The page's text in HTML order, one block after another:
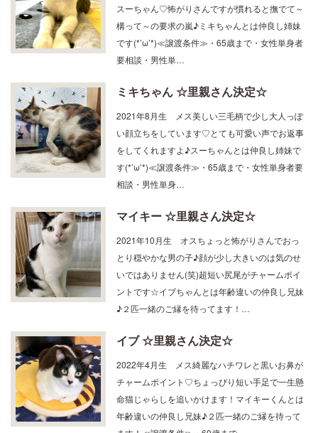
構って～の要求の嵐♪ミキちゃんとは仲良し姉妹
です(*’ω’*)≪譲渡条件≫・65歳まで・女性単身者
要相談・男性単…
2021年8月生 メス美しい三毛柄で少し大人っぽ
い顔立ちをしています♡とても可愛い声でお返事
をしてくれますよ♪スーちゃんとは仲良し姉妹で
す(*’ω’*)≪譲渡条件≫・65歳まで・女性単身者要
相談・男性単身…
2021年10月生 オスちょっと怖がりさんでおっ
とり穏やかな男の子♪顔が少し大きいのは気のせ
いではありません(笑)超短い尻尾がチャームポイ
ントです☆イブちゃんとは年齢違いの仲良し兄妹
♪２匹一緒のご縁を待ってます！…
2022年4月生 メス綺麗なハチワレと黒いお鼻が
チャームポイント♡ちょっぴり短い手足で一生懸
命猫じゃらしを追いかけます！マイキーくんとは
年齢違いの仲良し兄妹♪２匹一緒のご縁を待って
ます！≪譲渡条件≫・60歳まで。…